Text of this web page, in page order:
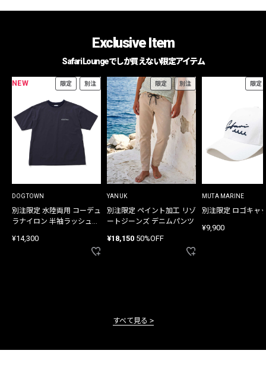
Exclusive Item
Safari Loungeでしか買えない限定アイテム
NEW 限定 別注
DOGTOWN
別注限定 水陸両用 コーデュ
ラナイロン 半袖ラッシュガ
¥14,300
限定 別注
YANUK
別注限定 ペイント加工 リゾ
ートジーンズ デニムパンツ
¥18,150 50%OFF
限定
MUTA MARINE
別注限定 ロゴキャ
¥9,900
すべて見る